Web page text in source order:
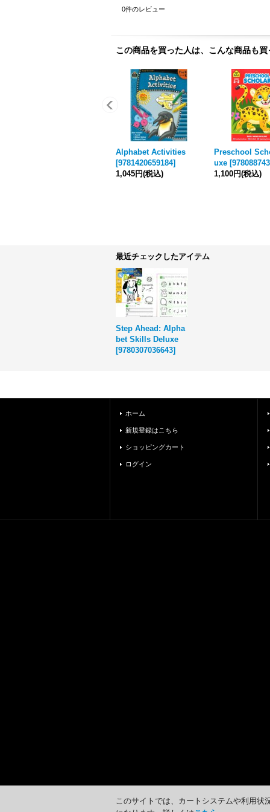
0件のレビュー
この商品を買った人は、こんな商品も
Alphabet Activities
[9781420659184]
1,045円(税込)
Preschool
uxe [
1,100円(税込)
最近チェックしたアイテム
Step Ahead: Alpha
bet Skills Deluxe
[9780307036643]
ホーム
新規登録はこちら
ショッピングカート
ログイン
このサイトでは、カートシステムや利用状